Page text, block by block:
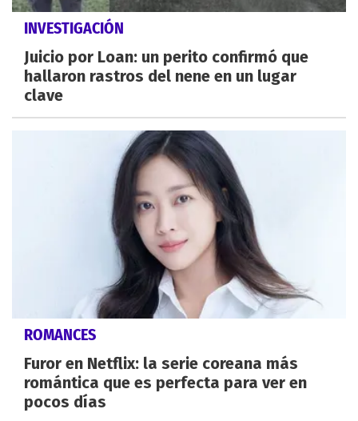
INVESTIGACIÓN
Juicio por Loan: un perito confirmó que
hallaron rastros del nene en un lugar
clave
ROMANCES
Furor en Netflix: la serie coreana más
romántica que es perfecta para ver en
pocos días